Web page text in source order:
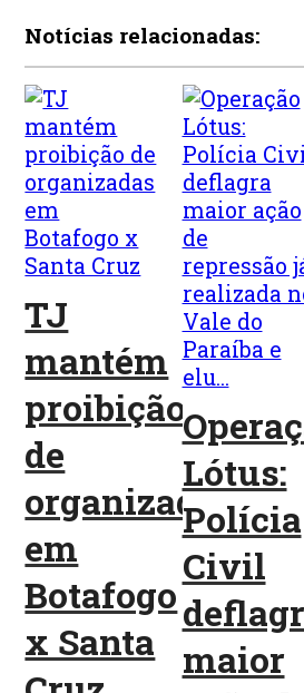
Notícias relacionadas:
TJ
mantém
proibição
de
organizadas
em
Botafogo
x Santa
Lótus:
Polícia
Civil
maior